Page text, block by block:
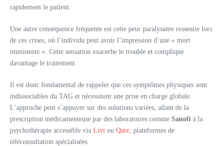
rapidement le patient.
Une autre conséquence fréquente est cette peur paralysante ressentie lors
de ces crises, où l’individu peut avoir l’impression d’une « mort
imminente ». Cette sensation exacerbe le trouble et complique
davantage le traitement.
Il est donc fondamental de rappeler que ces symptômes physiques sont
indissociables du TAG et nécessitent une prise en charge globale.
L’approche peut s’appuyer sur des solutions variées, allant de la
prescription médicamenteuse par des laboratoires comme Sanofi à la
psychothérapie accessible via Livi ou Qare, plateformes de
téléconsultation spécialisées.